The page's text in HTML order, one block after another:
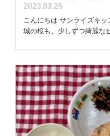
2023.03.25
こんにちは サンライズキ
城の桜も、少しずつ綺麗な